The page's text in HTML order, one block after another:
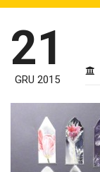
21
GRU 2015